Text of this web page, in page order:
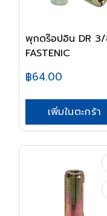
พุกดร๊อปอิน DR
FASTENIC
฿64.00
เพิ่มในตะกร้า